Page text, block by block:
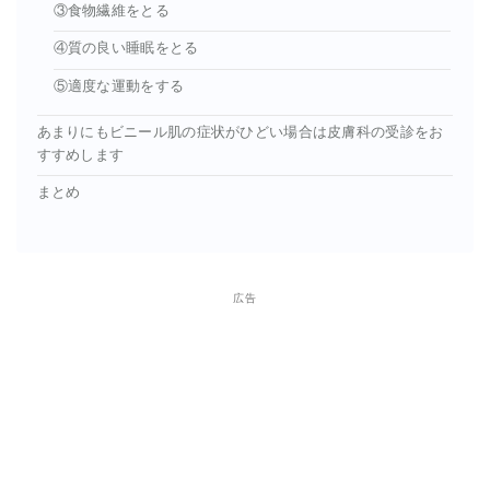
③食物繊維をとる
④質の良い睡眠をとる
⑤適度な運動をする
あまりにもビニール肌の症状がひどい場合は皮膚科の受診をお
すすめします
まとめ
広告